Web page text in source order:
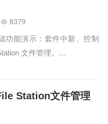
群晖（后面会介绍）下面用
8379
功能演示：套件中新、控制
文件管理。…
Station文件管理